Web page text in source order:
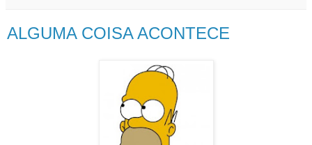
ALGUMA COISA ACONTECE